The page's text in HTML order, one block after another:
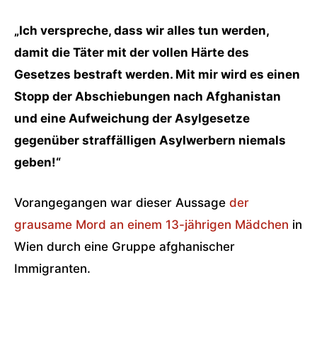
„Ich verspreche, dass wir alles tun werden,
damit die Täter mit der vollen Härte des
Gesetzes bestraft werden. Mit mir wird es einen
Stopp der Abschiebungen nach Afghanistan
und eine Aufweichung der Asylgesetze
gegenüber straffälligen Asylwerbern niemals
geben!“
Vorangegangen war dieser Aussage der
grausame Mord an einem 13-jährigen Mädchen in
Wien durch eine Gruppe afghanischer
Immigranten.